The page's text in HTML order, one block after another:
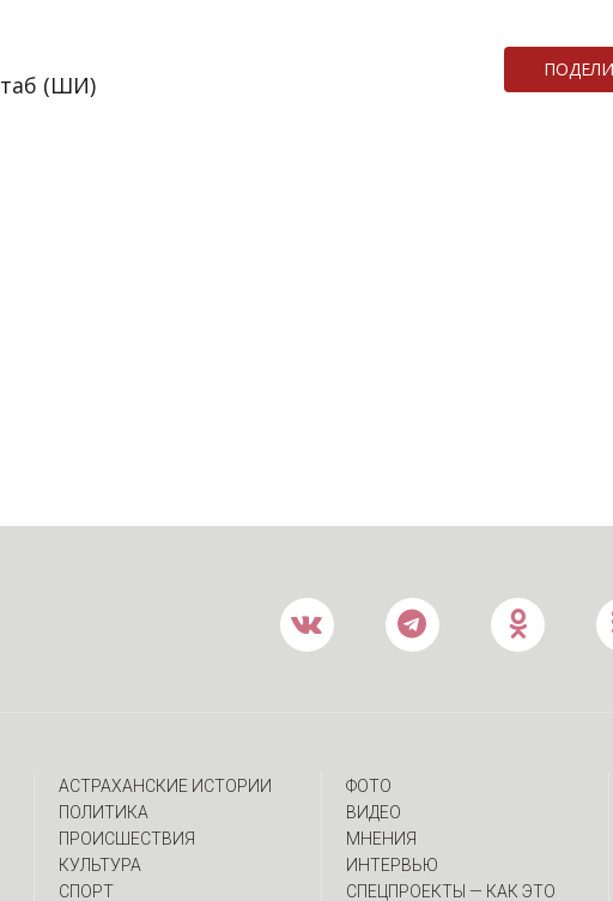
(ШИ)
АСТРАХАНСКИЕ ИСТОРИИ
ПОЛИТИКА
ПРОИСШЕСТВИЯ
КУЛЬТУРА
СПОРТ
ФОТО
ВИДЕО
МНЕНИЯ
ИНТЕРВЬЮ
CПЕЦПРОЕКТЫ — КАК ЭТО